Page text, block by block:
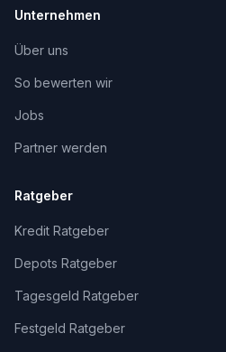
Unternehmen
Über uns
So bewerten wir
Jobs
Partner werden
Ratgeber
Kredit Ratgeber
Depots Ratgeber
Tagesgeld Ratgeber
Festgeld Ratgeber